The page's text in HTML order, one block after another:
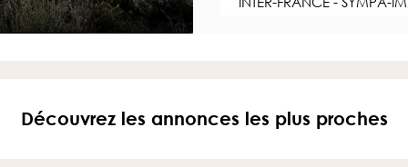
Découvrez les annonces les plus proches